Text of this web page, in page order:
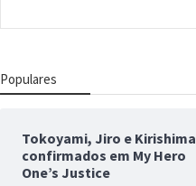
Populares
Tokoyami, Jiro e Kirishima
confirmados em My Hero
One’s Justice